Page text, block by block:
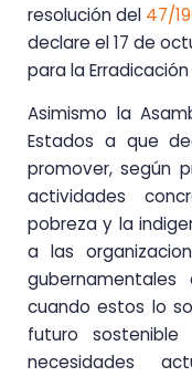
resolución del 47/
declare el 17 de
para la
Asimismo la
Estados a que
promover, según
actividades
pobreza y la
a las
cuando estos lo
futuro
necesidades